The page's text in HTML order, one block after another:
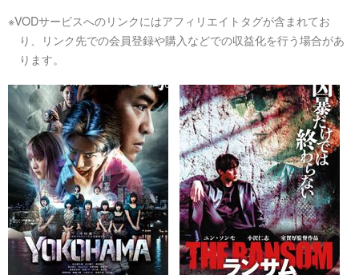
※VODサービスへのリンクにはアフィリエイトタグが含まれてお
り、リンク先での会員登録や購入などでの収益化を行う場合があ
ります。